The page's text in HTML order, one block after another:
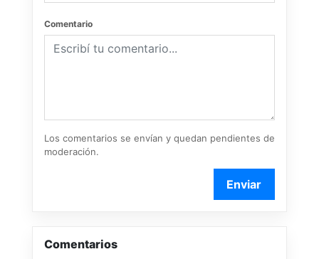
Comentario
Los comentarios se envían y quedan pendientes de
moderación.
Enviar
Comentarios